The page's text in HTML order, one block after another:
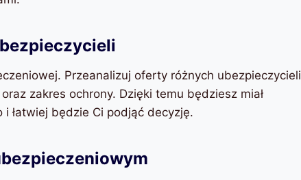
Przeanalizuj oferty różnych ubezpieczycieli
zakres ochrony. Dzięki temu będziesz miał
łatwiej będzie Ci podjąć decyzję.